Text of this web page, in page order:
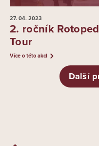
27. 04. 2023
2. ročník
Tour
Více o této akci
Další